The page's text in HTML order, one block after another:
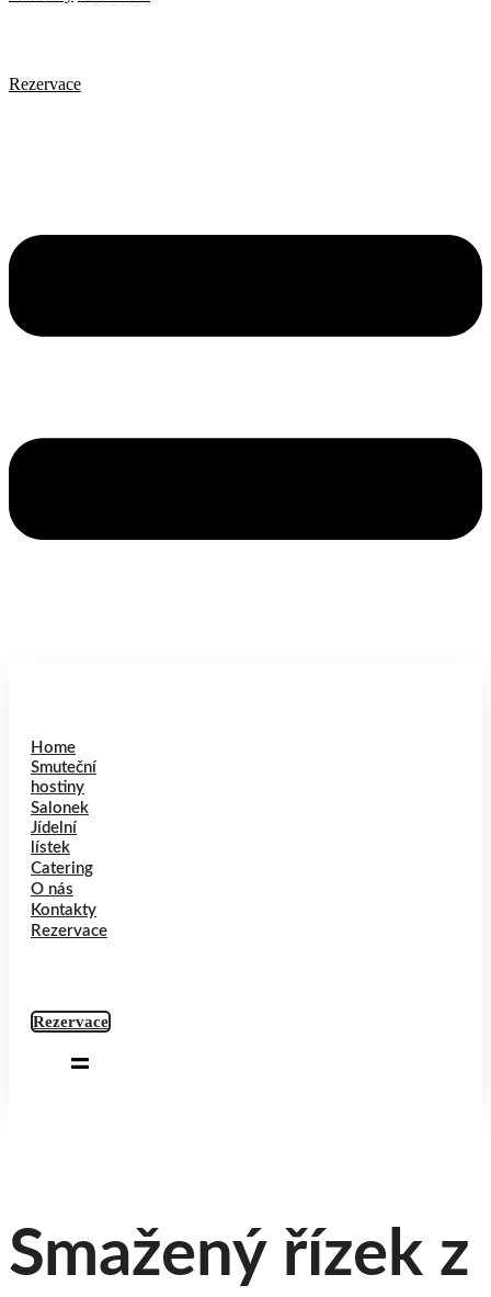
Rezervace
Home
Smuteční
hostiny
Salonek
Jídelní
lístek
Catering
O nás
Kontakty
Rezervace
Rezervace
Smažený řízek z